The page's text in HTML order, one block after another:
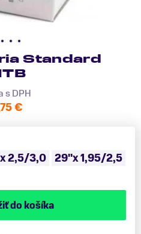
Standard
s DPH
€
2,5/3,0 29"x 1,95/2,5
do košíka